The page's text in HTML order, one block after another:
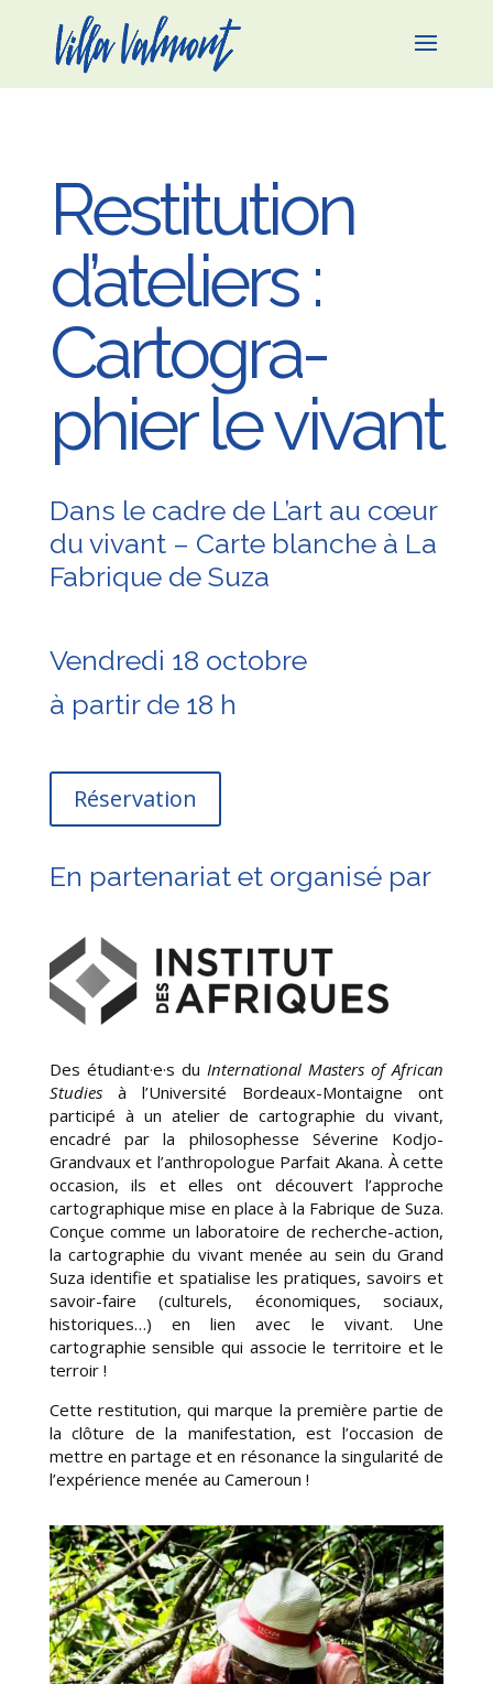
Restitution
d’ateliers :
Cartogra-
phier le vivant
Dans le cadre de L’art au cœur
du vivant – Carte blanche à La
Fabrique de Suza
Vendredi 18 octobre
à partir de 18 h
Réservation
En partenariat et organisé par
Des étudiant·e·s du International Masters of African
Studiesà l’Université Bordeaux-Montaigne ont
participé à un atelier de cartographie du vivant,
encadré par la philosophesse Séverine Kodjo-
Grandvaux et l’anthropologue Parfait Akana. À cette
occasion, ils et elles ont découvert l’approche
cartographique mise en place à la Fabrique de Suza.
Conçue comme un laboratoire de recherche-action,
la cartographie du vivant menée au sein du Grand
Suza identifie et spatialise les pratiques, savoirs et
savoir-faire (culturels, économiques, sociaux,
historiques…) en lien avec le vivant. Une
cartographie sensible qui associe le territoire et le
terroir !
Cette restitution, qui marque la première partie de
la clôture de la manifestation, est l’occasion de
mettre en partage et en résonance la singularité de
l’expérience menée au Cameroun !